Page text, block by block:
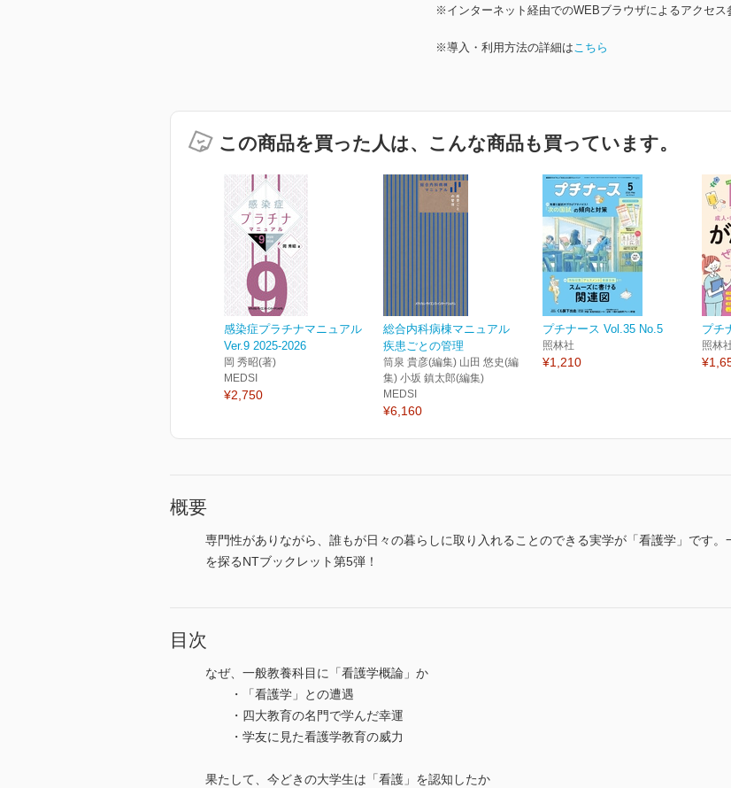
※インターネット経由でのWEBブラウザによるアクセス
※導入・利用方法の詳細はこちら
この商品を買った人は、こんな商品も買っています。
感染症プラチナマニュアル
Ver.9 2025-2026
岡 秀昭(著)
MEDSI
¥2,750
総合内科病棟マニュアル
疾患ごとの管理
筒泉 貴彦(編集) 山田 悠史(編
集) 小坂 鎮太郎(編集)
MEDSI
¥6,160
プチナース Vol.35 No.5
照林社
¥1,210
プチ
照林
概要
専門性がありながら、誰もが日々の暮らしに取り入れることのできる実学が「看護学」です
を探るNTブックレット第5弾！
目次
なぜ、一般教養科目に「看護学概論」か
・「看護学」との遭遇
・四大教育の名門で学んだ幸運
・学友に見た看護学教育の威力
果たして、今どきの大学生は「看護」を認知したか